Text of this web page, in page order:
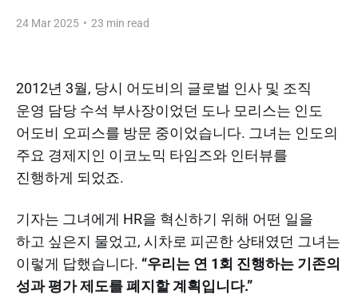
24 Mar 2025 • 23 min read
2012년 3월, 당시 어도비의 글로벌 인사 및 조직
운영 담당 수석 부사장이었던 도나 모리스는 인도
어도비 오피스를 방문 중이었습니다. 그녀는 인도의
주요 경제지인 이코노믹 타임즈와 인터뷰를
진행하게 되었죠.
기자는 그녀에게 HR을 혁신하기 위해 어떤 일을
하고 싶은지 물었고, 시차로 피곤한 상태였던 그녀는
이렇게 답했습니다. “우리는 연 1회 진행하는 기존의
성과 평가 제도를 폐지할 계획입니다.”